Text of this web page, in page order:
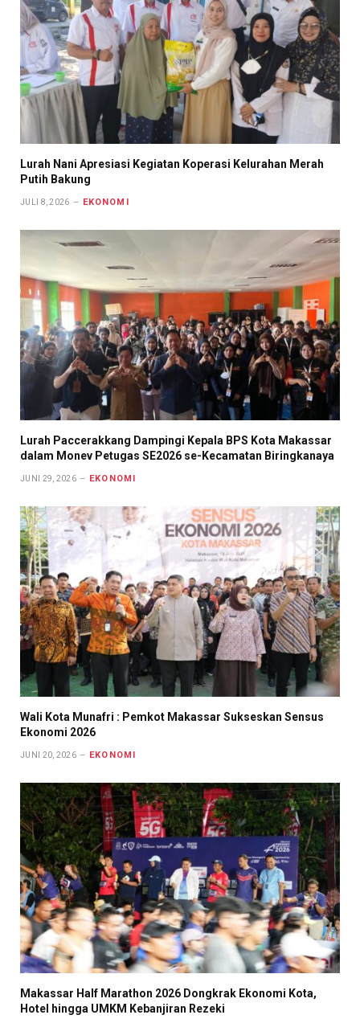
Lurah Nani Apresiasi Kegiatan Koperasi Kelurahan Merah
Putih Bakung
JULI 8, 2026 EKONOMI
Lurah Paccerakkang Dampingi Kepala BPS Kota Makassar
dalam Monev Petugas SE2026 se-Kecamatan Biringkanaya
JUNI 29, 2026 EKONOMI
Wali Kota Munafri : Pemkot Makassar Sukseskan Sensus
Ekonomi 2026
JUNI 20, 2026 EKONOMI
Makassar Half Marathon 2026 Dongkrak Ekonomi Kota,
Hotel hingga UMKM Kebanjiran Rezeki